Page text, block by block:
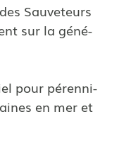
Sauveteurs
sur la géné­
pour péren­ni­
en mer et